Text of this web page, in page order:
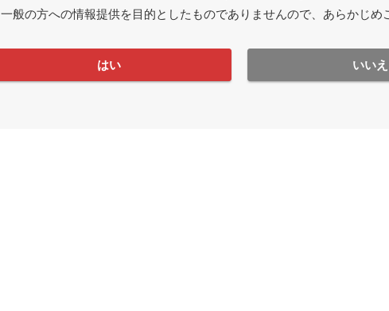
一般の方への情報提供を目的としたものでありませんので、あらかじめ
はい いいえ